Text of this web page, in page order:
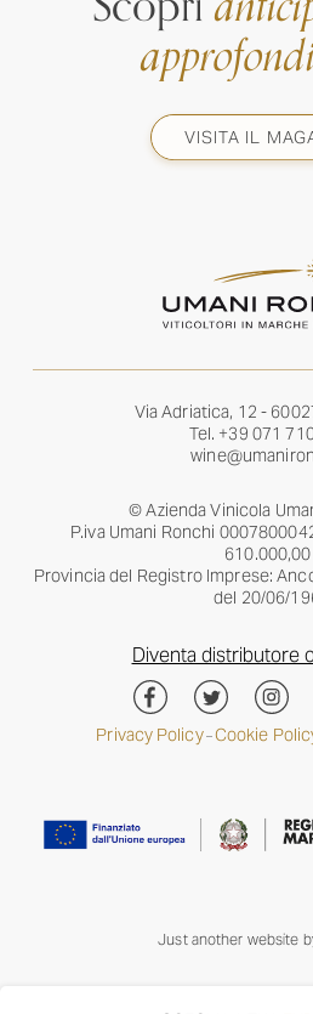
VISITA IL
Via Adriatica, 12 -
Tel. +39 071
© Azienda Vinicola
P.iva Umani Ronchi
610.000,00
Provincia del Registro Imprese:
del 20/06/
Diventa distributore
Privacy Policy–Cookie
Just another website